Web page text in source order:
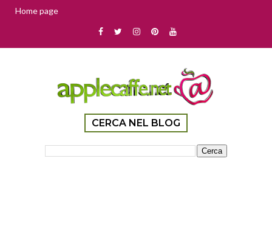
Home page
CERCA NEL BLOG